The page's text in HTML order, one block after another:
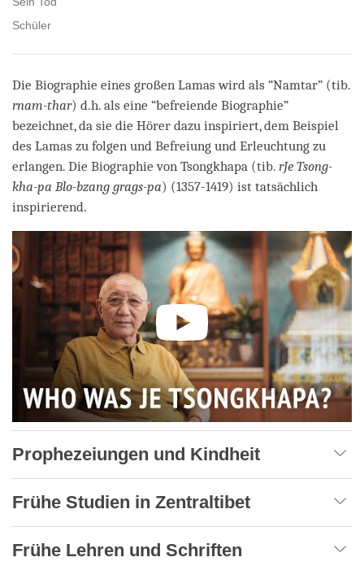
Schüler
Die Biographie eines großen Lamas wird als “Namtar” (tib.
rnam-thar) d.h. als eine “befreiende Biographie”
bezeichnet, da sie die Hörer dazu inspiriert, dem Beispiel
des Lamas zu folgen und Befreiung und Erleuchtung zu
erlangen. Die Biographie von Tsongkhapa (tib. rJe Tsong-
kha-pa Blo-bzang grags-pa) (1357-1419) ist tatsächlich
inspirierend.
Prophezeiungen und Kindheit
Frühe Studien in Zentraltibet
Frühe Lehren und Schriften